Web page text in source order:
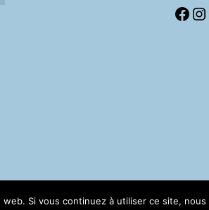
Si vous continuez à utiliser ce site,